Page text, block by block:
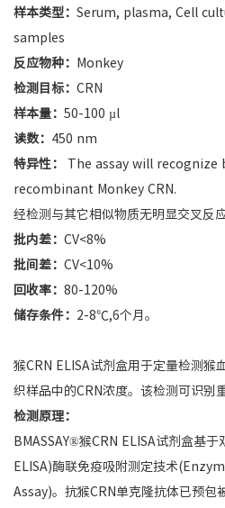
样本类型： Serum, plasma, Cell
samples
反应物种：
Monkey
检测目标： CRN
样本量： 50-100 µl
读数： 450 nm
特异性：
The assay will recognize
recombinant Monkey CRN.
经检测与其它相似物质无明显交叉反
批内差： CV<8%
批间差： CV<10%
回收率： 80-120%
储存条件： 2-8℃,6个月。
猴CRN ELISA试剂盒用于定量检测猴
织样品中的CRN浓度。该检测可识别
检测原理：
BMASSAY®猴CRN ELISA试剂盒基
ELISA)酶联免疫吸附测定技术
Assay)。抗猴CRN单克隆抗体已预包